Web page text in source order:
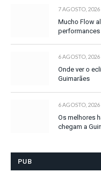
7 AGOSTO, 2026
Mucho Flow
performances
6 AGOSTO, 2026
Onde ver o
Guimarães
6 AGOSTO, 2026
Os melhores
chegam a
PUB